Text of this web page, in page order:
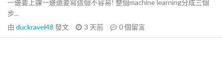
一邊要上課一邊還要寫這個不容易! 整個machine learning分成三個
步...
由 duckravel48 發文 3 天前 0個留言